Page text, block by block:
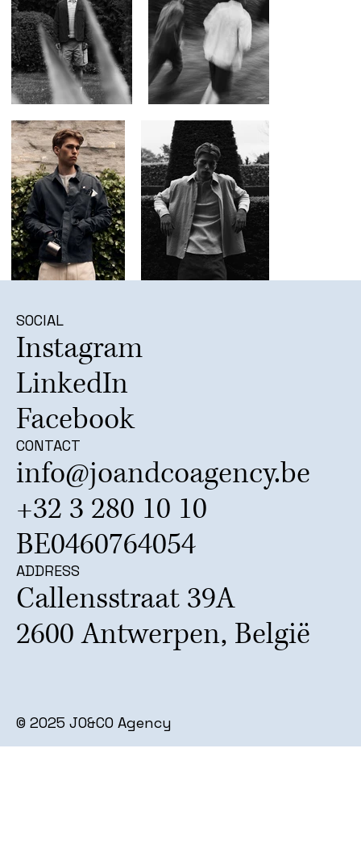
SOCIAL
Instagram
LinkedIn
Facebook
CONTACT
info@joandcoagency.be
+32 3 280 10 10
BE0460764054
ADDRESS
Callensstraat 39A
2600 Antwerpen, België
© 2025 JO&CO Agency